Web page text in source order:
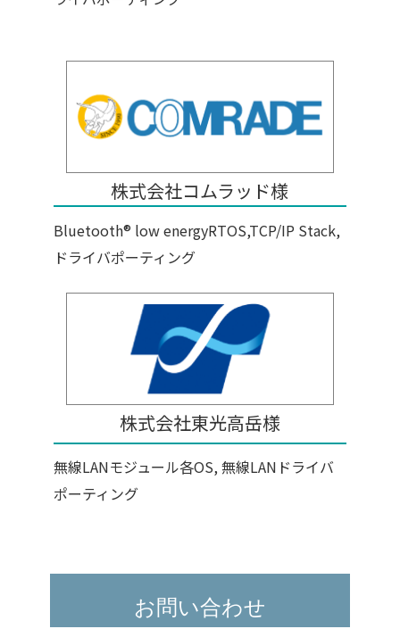
株式会社コムラッド様
Bluetooth® low energyRTOS,TCP/IP Stack,
ドライバポーティング
株式会社東光高岳様
無線LANモジュール各OS, 無線LANドライバ
ポーティング
お問い合わせ